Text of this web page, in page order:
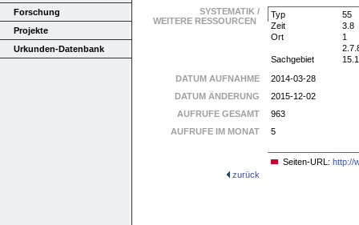
Forschung
Projekte
Urkunden-Datenbank
SYSTEMATIK /
WEITERE RESSOURCEN
Typ
55
Zeit
3.8
Ort
1
Sachgebiet
DATUM AUFNAHME
2014-03-28
DATUM ÄNDERUNG
2015-12-02
AUFRUFE GESAMT
963
AUFRUFE IM MONAT
5
Seiten-URL: http://
zurück